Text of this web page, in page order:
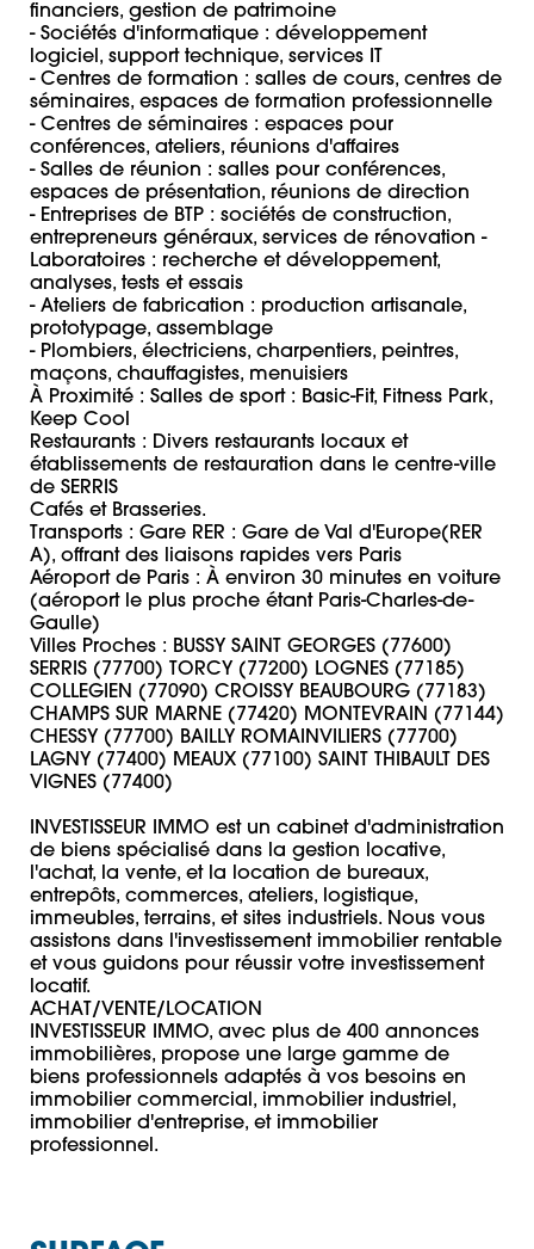
financiers, gestion de patrimoine
- Sociétés d'informatique : développement
logiciel, support technique, services IT
- Centres de formation : salles de cours, centres de
séminaires, espaces de formation professionnelle
- Centres de séminaires : espaces pour
conférences, ateliers, réunions d'affaires
- Salles de réunion : salles pour conférences,
espaces de présentation, réunions de direction
- Entreprises de BTP : sociétés de construction,
entrepreneurs généraux, services de rénovation -
Laboratoires : recherche et développement,
analyses, tests et essais
- Ateliers de fabrication : production artisanale,
prototypage, assemblage
- Plombiers, électriciens, charpentiers, peintres,
maçons, chauffagistes, menuisiers
À Proximité : Salles de sport : Basic-Fit, Fitness Park,
Keep Cool
Restaurants : Divers restaurants locaux et
établissements de restauration dans le centre-ville
de SERRIS
Cafés et Brasseries.
Transports : Gare RER : Gare de Val d'Europe(RER
A), offrant des liaisons rapides vers Paris
Aéroport de Paris : À environ 30 minutes en voiture
(aéroport le plus proche étant Paris-Charles-de-
Gaulle)
Villes Proches : BUSSY SAINT GEORGES (77600)
SERRIS (77700) TORCY (77200) LOGNES (77185)
COLLEGIEN (77090) CROISSY BEAUBOURG (77183)
CHAMPS SUR MARNE (77420) MONTEVRAIN (77144)
CHESSY (77700) BAILLY ROMAINVILIERS (77700)
LAGNY (77400) MEAUX (77100) SAINT THIBAULT DES
VIGNES (77400)
INVESTISSEUR IMMO est un cabinet d'administration
de biens spécialisé dans la gestion locative,
l'achat, la vente, et la location de bureaux,
entrepôts, commerces, ateliers, logistique,
immeubles, terrains, et sites industriels. Nous vous
assistons dans l'investissement immobilier rentable
et vous guidons pour réussir votre investissement
locatif.
ACHAT/VENTE/LOCATION
INVESTISSEUR IMMO, avec plus de 400 annonces
immobilières, propose une large gamme de
biens professionnels adaptés à vos besoins en
immobilier commercial, immobilier industriel,
immobilier d'entreprise, et immobilier